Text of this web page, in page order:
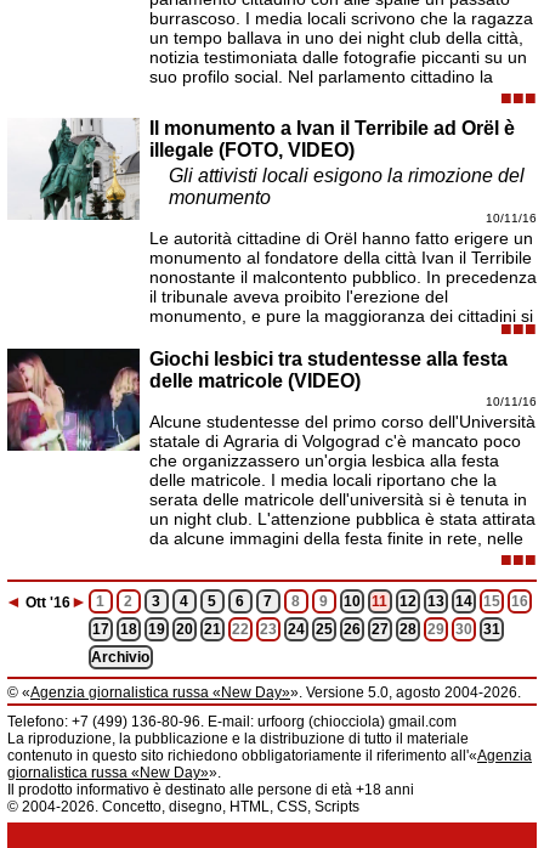
burrascoso. I media locali scrivono che la ragazza
un tempo ballava in uno dei night club della città,
notizia testimoniata dalle fotografie piccanti su un
suo profilo social. Nel parlamento cittadino la
■■■
Il monumento a Ivan il Terribile ad Orël è
illegale (FOTO, VIDEO)
Gli attivisti locali esigono la rimozione del
monumento
10/11/16
Le autorità cittadine di Orël hanno fatto erigere un
monumento al fondatore della città Ivan il Terribile
nonostante il malcontento pubblico. In precedenza
il tribunale aveva proibito l'erezione del
monumento, e pure la maggioranza dei cittadini si
■■■
Giochi lesbici tra studentesse alla festa
delle matricole (VIDEO)
10/11/16
Alcune studentesse del primo corso dell'Università
statale di Agraria di Volgograd c'è mancato poco
che organizzassero un'orgia lesbica alla festa
delle matricole. I media locali riportano che la
serata delle matricole dell'università si è tenuta in
un night club. L'attenzione pubblica è stata attirata
da alcune immagini della festa finite in rete, nelle
■■■
◄ Ott '16► 1 2 3 4 5 6 7 8 9 10 11 12 13 14 15
16
17
18 19 20 21 22 23 24 25 26 27 28 29 30
31
Archivio
© «Agenzia giornalistica russa «New Day»». Versione 5.0, agosto 2004-2026.
Informazioni
Agenzia giornalistica russa «New Day» registrata dal Servizio federale di
telecomunicazioni, tecnologie informatiche e mass media della Federazione
Russa. Certificato di registrazione dei mass media: EL № FS 77 - 61044 del 5
marzo 2015.
Fondatore: «New Day» S.r.l., indirizzo di redazione: 620014, città di
Ekaterinburgo, via Radišev, pal.6, scala «А», uff. 1104.
Telefono: +7 (499) 136-80-96. E-mail: urfoorg (chiocciola) gmail.com
La riproduzione, la pubblicazione e la distribuzione di tutto il materiale
contenuto in questo sito richiedono obbligatoriamente il riferimento all'«Agenzia
giornalistica russa «New Day»».
Il prodotto informativo è destinato alle persone di età +18 anni
© 2004-2026. Concetto, disegno, HTML, CSS, Scripts